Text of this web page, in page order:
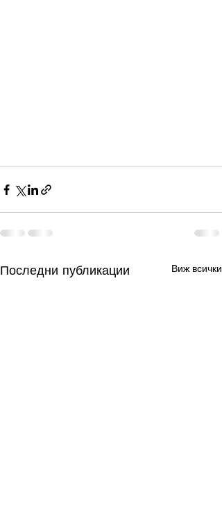
Последни публикации Виж всички